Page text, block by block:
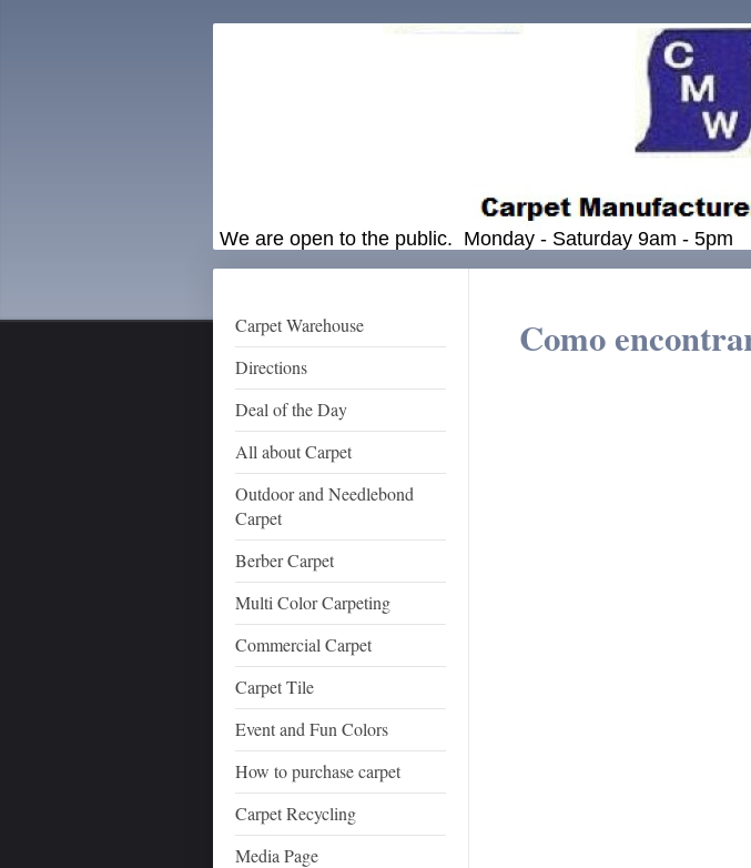
We are open to the public. Monday - Saturday 9am -
Carpet Warehouse
Directions
Deal of the Day
All about Carpet
Outdoor and Needlebond
Carpet
Berber Carpet
Multi Color Carpeting
Commercial Carpet
Carpet Tile
Event and Fun Colors
How to purchase carpet
Carpet Recycling
Media Page
Como